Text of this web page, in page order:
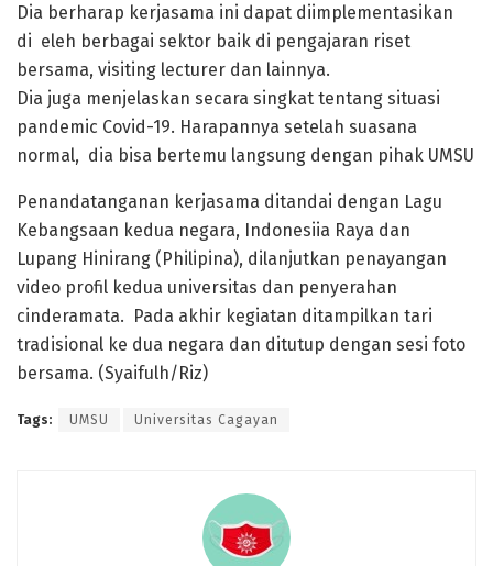
Dia berharap kerjasama ini dapat diimplementasikan
di eleh berbagai sektor baik di pengajaran riset
bersama, visiting lecturer dan lainnya.
Dia juga menjelaskan secara singkat tentang situasi
pandemic Covid-19. Harapannya setelah suasana
normal, dia bisa bertemu langsung dengan pihak UMSU
Penandatanganan kerjasama ditandai dengan Lagu
Kebangsaan kedua negara, Indonesiia Raya dan
Lupang Hinirang (Philipina), dilanjutkan penayangan
video profil kedua universitas dan penyerahan
cinderamata. Pada akhir kegiatan ditampilkan tari
tradisional ke dua negara dan ditutup dengan sesi foto
bersama. (Syaifulh/Riz)
Tags: UMSU Universitas Cagayan